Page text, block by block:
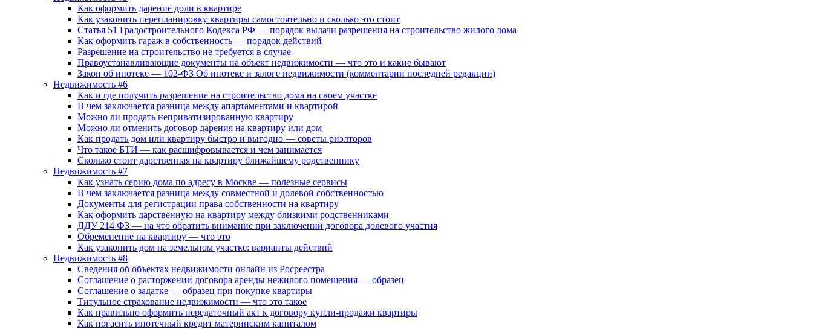
Как оформить дарение доли в квартире
Как узаконить перепланировку квартиры самостоятельно и сколько это стоит
Статья 51 Градостроительного Кодекса РФ — порядок выдачи разрешения на строительство жилого дома
Как оформить гараж в собственность — порядок действий
Разрешение на строительство не требуется в случае
Правоустанавливающие документы на объект недвижимости — что это и какие бывают
Закон об ипотеке — 102-ФЗ Об ипотеке и залоге недвижимости (комментарии последней редакции)
Недвижимость #6
Как и где получить разрешение на строительство дома на своем участке
В чем заключается разница между апартаментами и квартирой
Можно ли продать неприватизированную квартиру
Можно ли отменить договор дарения на квартиру или дом
Как продать дом или квартиру быстро и выгодно — советы риэлторов
Что такое БТИ — как расшифровывается и чем занимается
Сколько стоит дарственная на квартиру ближайшему родственнику
Недвижимость #7
Как узнать серию дома по адресу в Москве — полезные сервисы
В чем заключается разница между совместной и долевой собственностью
Документы для регистрации права собственности на квартиру
Как оформить дарственную на квартиру между близкими родственниками
ДДУ 214 ФЗ — на что обратить внимание при заключении договора долевого участия
Обременение на квартиру — что это
Как узаконить дом на земельном участке: варианты действий
Недвижимость #8
Сведения об объектах недвижимости онлайн из Росреестра
Соглашение о расторжении договора аренды нежилого помещения — образец
Соглашение о задатке — образец при покупке квартиры
Титульное страхование недвижимости — что это такое
Как правильно оформить передаточный акт к договору купли-продажи квартиры
Как погасить ипотечный кредит материнским капиталом